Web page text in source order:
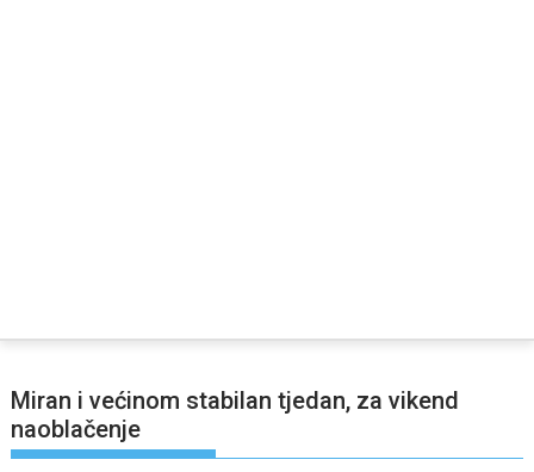
Miran i većinom stabilan tjedan, za vikend
naoblačenje